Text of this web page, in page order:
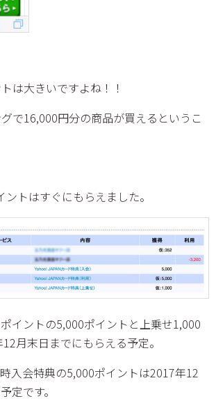
は大きいですよね！！
で16,000円分の商品が買えるというこ
トはすぐにもらえました。
イントの5,000ポイントと上乗せ1,000
月末日までにもらえる予定。
入会特典の5,000ポイントは2017年12
定です。